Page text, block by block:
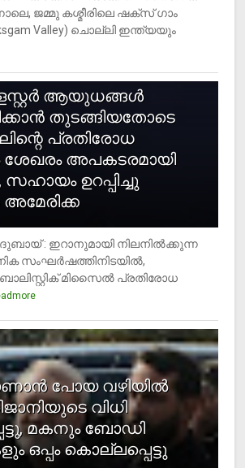
ജമ്മു കശ്മീരിലെ ഷക്സ് ​ഗാം
Valley) ചൊല്ലി ഇന്ത്യയും
ആയുധങ്ങള്‍
തുടങ്ങിയതോടെ
പ്രതിരോധ
അപകടരമായി
ഉറപ്പിച്ചു
: ഇറാനുമായി നിലനില്‍ക്കുന്ന
സംഘര്‍ഷത്തിനിടയില്‍,
മിസൈല്‍ പ്രതിരോധ
പോയ വഴിയില്‍
വിധി
മകനും ബോഡി
ഒപ്പം കൊല്ലപ്പെട്ടു